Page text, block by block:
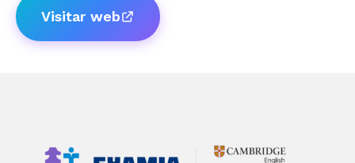
Visitar web